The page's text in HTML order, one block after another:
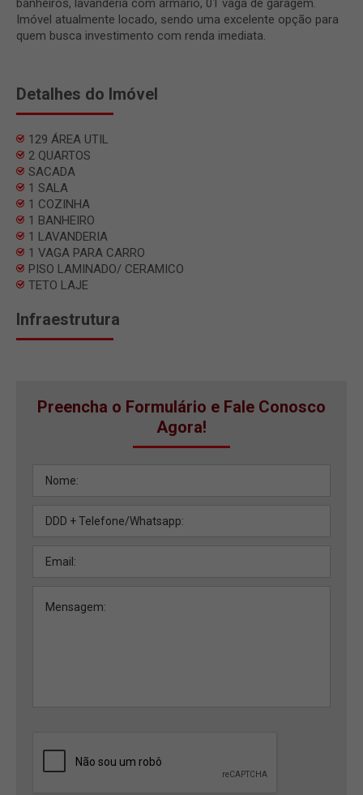
banheiros, lavanderia com armário, 01 vaga de garagem.
Imóvel atualmente locado, sendo uma excelente opção para
quem busca investimento com renda imediata.
Detalhes do Imóvel
129 ÁREA UTIL
2 QUARTOS
SACADA
1 SALA
1 COZINHA
1 BANHEIRO
1 LAVANDERIA
1 VAGA PARA CARRO
PISO LAMINADO/ CERAMICO
TETO LAJE
Infraestrutura
Preencha o Formulário e Fale Conosco
Agora!